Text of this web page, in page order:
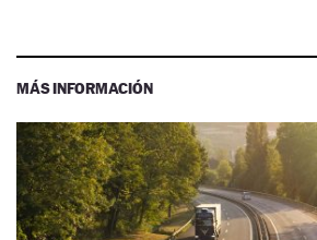
MÁS INFORMACIÓN